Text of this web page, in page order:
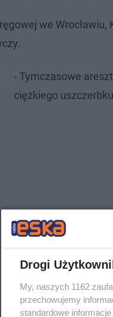
we
- Tymczasowe
ciężkiego
Drogi
My, naszych 1162
przechowujemy
standardowe